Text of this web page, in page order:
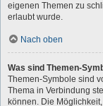
eigenen Themen zu
erlaubt wurde.
Nach oben
Was sind Themen-
Themen-Symbole sind
Thema in Verbindung
können. Die